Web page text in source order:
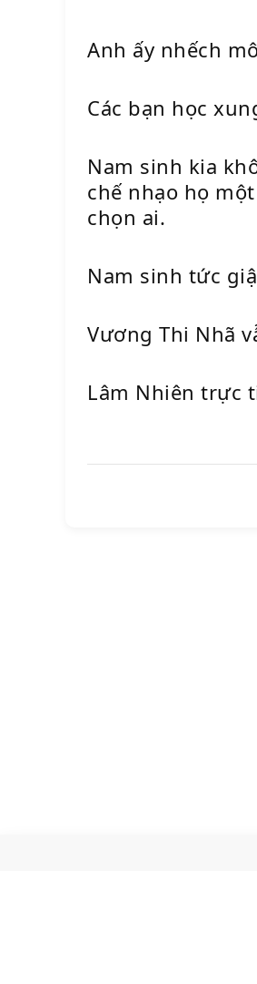
Anh ấy nhếch
Các bạn học
Nam sinh kia
chế nhạo họ
chọn ai.
Nam sinh tức
Vương Thi Nhã
Lâm Nhiên trực